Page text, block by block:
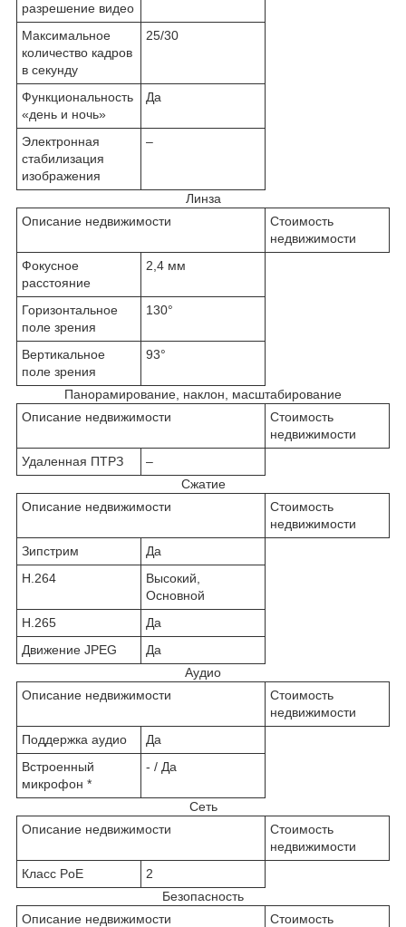
разрешение видео
Максимальное
количество кадров
в секунду
25/30
Функциональность
«день и ночь»
Да
Электронная
стабилизация
изображения
–
Линза
Описание недвижимости
Стоимость
недвижимости
Фокусное
расстояние
2,4 мм
Горизонтальное
поле зрения
130°
Вертикальное
поле зрения
93°
Панорамирование, наклон, масштабирование
Описание недвижимости
Стоимость
недвижимости
Удаленная ПТРЗ
–
Сжатие
Описание недвижимости
Стоимость
недвижимости
Зипстрим
Да
H.264
Высокий,
Основной
H.265
Да
Движение JPEG
Да
Аудио
Описание недвижимости
Стоимость
недвижимости
Поддержка аудио
Да
Встроенный
микрофон *
- / Да
Сеть
Описание недвижимости
Стоимость
недвижимости
Класс PoE
2
Безопасность
Описание недвижимости
Стоимость